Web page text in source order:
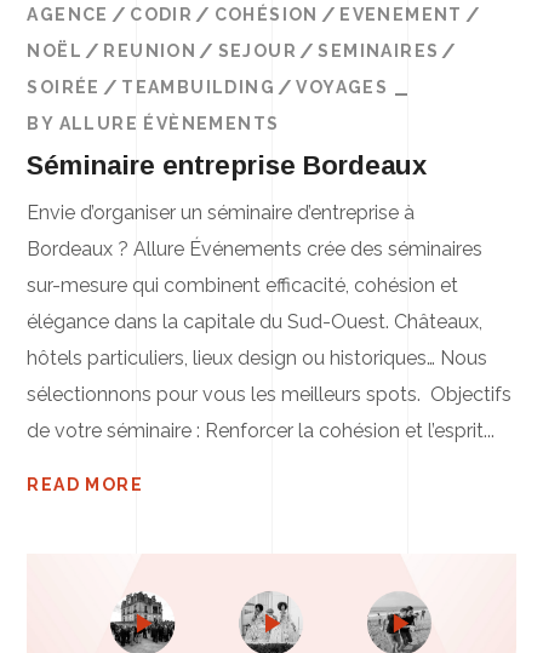
AGENCE
CODIR COHÉSION
EVENEMENT
NOËL
REUNION SEJOUR
SEMINAIRES
SOIRÉE
TEAMBUILDING
VOYAGES
BY ALLURE ÉVÈNEMENTS
Séminaire entreprise Bordeaux
Envie d’organiser un séminaire d’entreprise à
Bordeaux ? Allure Événements crée des séminaires
sur-mesure qui combinent efficacité, cohésion et
élégance dans la capitale du Sud-Ouest. Châteaux,
hôtels particuliers, lieux design ou historiques… Nous
sélectionnons pour vous les meilleurs spots. Objectifs
de votre séminaire : Renforcer la cohésion et l’esprit...
READ MORE